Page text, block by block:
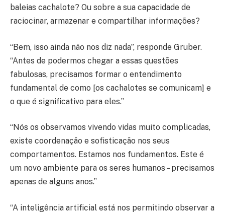
baleias cachalote? Ou sobre a sua capacidade de
raciocinar, armazenar e compartilhar informações?
“Bem, isso ainda não nos diz nada”, responde Gruber.
“Antes de podermos chegar a essas questões
fabulosas, precisamos formar o entendimento
fundamental de como [os cachalotes se comunicam] e
o que é significativo para eles.”
“Nós os observamos vivendo vidas muito complicadas,
existe coordenação e sofisticação nos seus
comportamentos. Estamos nos fundamentos. Este é
um novo ambiente para os seres humanos – precisamos
apenas de alguns anos.”
“A inteligência artificial está nos permitindo observar a